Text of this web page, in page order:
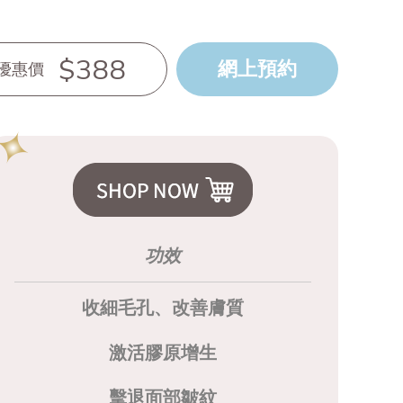
惠價 $388 網上預約
功效
收細毛孔、改善膚質
激活膠原增生
擊退面部皺紋